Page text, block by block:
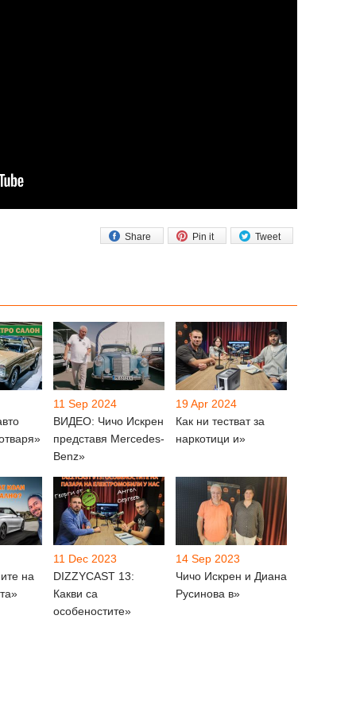
Tweet
Pin it
Share
11 Sep 2024
ВИДЕО: Чичо Искрен
представя Mercedes-
Benz»
19 Apr 2024
Как ни тестват за
наркотици и»
на
11 Dec 2023
DIZZYCAST 13:
Какви са
особеностите»
14 Sep 2023
Чичо Искрен и Диана
Русинова в»